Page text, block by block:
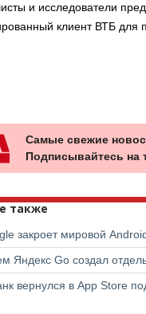
и исследователи
клиент ВТБ для
Самые свежие
Подписывайтесь на
также
закроет мировой
Яндекс Go создал
вернулся в App Store